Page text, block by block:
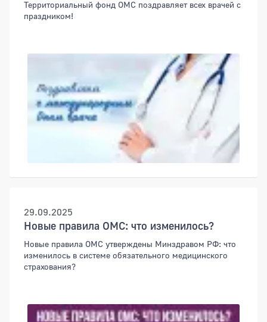
Территориальный фонд ОМС поздравляет всех врачей с
праздником!
29.09.2025
Новые правила ОМС: что изменилось?
Новые правила ОМС утверждены Минздравом РФ: что
изменилось в системе обязательного медицинского
страхования?